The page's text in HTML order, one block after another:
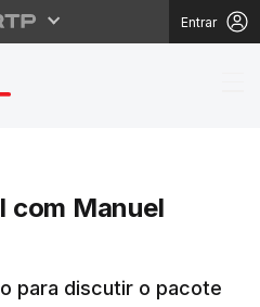
Entrar
com Manuel
para discutir o pacote